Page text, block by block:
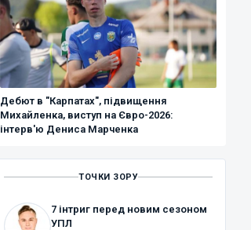
Дебют в "Карпатах", підвищення
Михайленка, виступ на Євро-2026:
інтерв'ю Дениса Марченка
ТОЧКИ ЗОРУ
7 інтриг перед новим сезоном
УПЛ